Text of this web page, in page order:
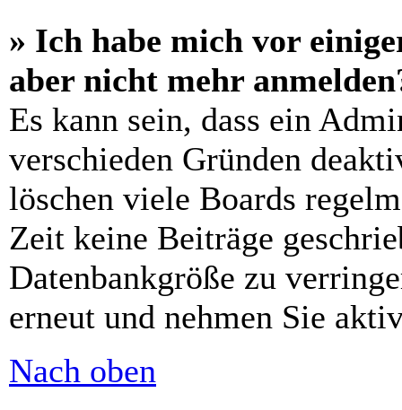
» Ich habe mich vor
aber nicht mehr
Es kann sein, dass ein
verschieden Gründen
löschen viele Boards
Zeit keine Beiträge
Datenbankgröße zu
erneut und nehmen Sie
Nach oben